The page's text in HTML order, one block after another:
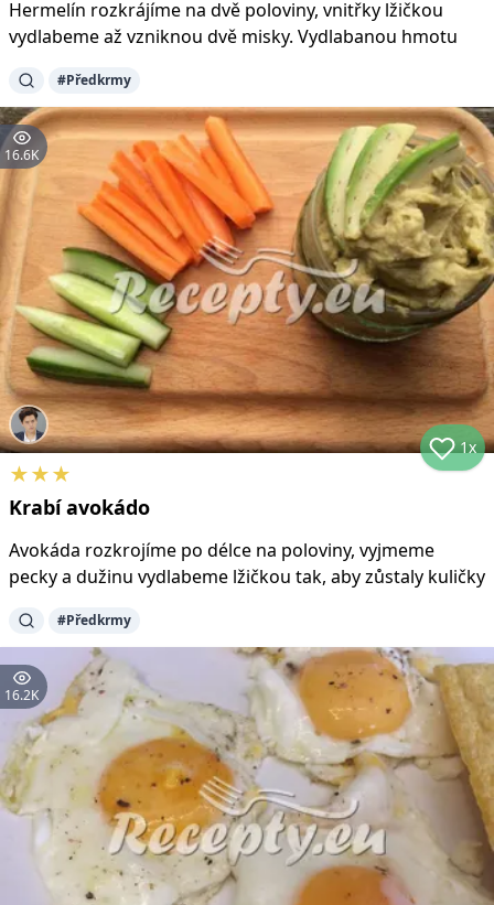
Hermelín rozkrájíme na dvě poloviny, vnitřky lžičkou
vydlabeme až vzniknou dvě misky. Vydlabanou hmotu
#Předkrmy
16.6K
1x
★★★
Krabí avokádo
Avokáda rozkrojíme po délce na poloviny, vyjmeme
pecky a dužinu vydlabeme lžičkou tak, aby zůstaly kuličky
#Předkrmy
16.2K